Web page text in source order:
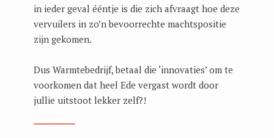
in ieder geval ééntje is die zich afvraagt hoe deze
vervuilers in zo’n bevoorrechte machtspositie
zijn gekomen.
Dus Warmtebedrijf, betaal die ‘innovaties’ om te
voorkomen dat heel Ede vergast wordt door
jullie uitstoot lekker zelf?!